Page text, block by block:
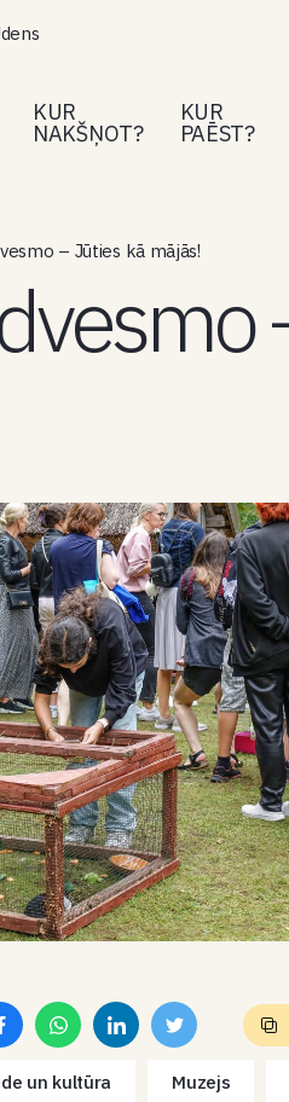
KUR
NAKŠŅOT?
KUR
PAĒST?
– Jūties kā mājās!
un kultūra Muzejs